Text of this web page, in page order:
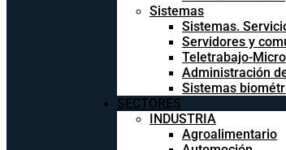
Sistemas
Sistemas.
Servidores y
Teletrabajo-
Administración
Sistemas
SECTORES
INDUSTRIA
Agroalimentario